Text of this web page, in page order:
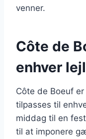
venner.
Côte de
enhver
Côte de Boeuf
tilpasses til
middag til en
til at imponere